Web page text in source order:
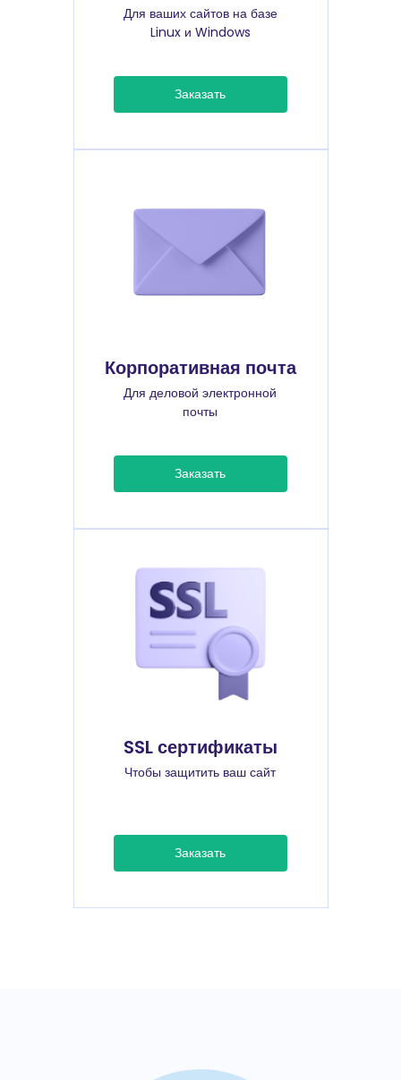
Для ваших сайтов на базе
Linux и Windows
Заказать
Корпоративная почта
Для деловой электронной
почты
Заказать
SSL сертификаты
Чтобы защитить ваш сайт
Заказать